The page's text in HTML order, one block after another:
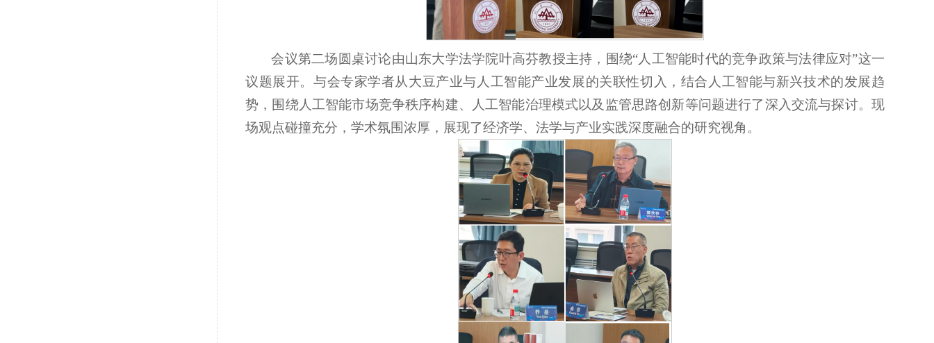
会议第二场圆桌讨论由山东大学法学院叶高芬教授主持，围绕“人工智能时代的竞争政策与法律应对”这一
议题展开。与会专家学者从大豆产业与人工智能产业发展的关联性切入，结合人工智能与新兴技术的发展趋
势，围绕人工智能市场竞争秩序构建、人工智能治理模式以及监管思路创新等问题进行了深入交流与探讨。现
场观点碰撞充分，学术氛围浓厚，展现了经济学、法学与产业实践深度融合的研究视角。